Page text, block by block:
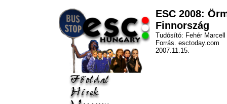
ESC 2008:
Finnország
Tudósító: Fehér Marcell
Forrás. esctoday.com
2007.11.15.